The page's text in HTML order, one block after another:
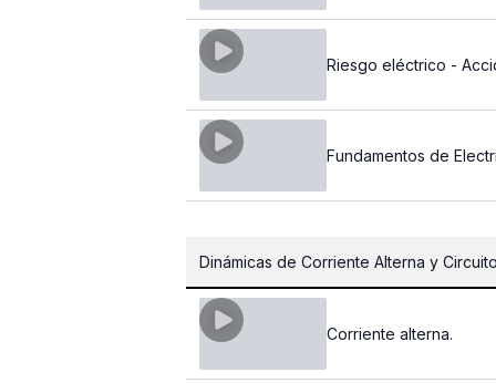
Riesgo eléctrico -
Fundamentos de
Dinámicas de Corriente Alterna y
Corriente alterna.